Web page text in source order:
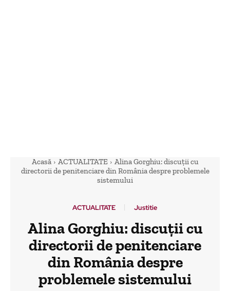
Acasă ACTUALITATE
Alina Gorghiu: discuții cu
directorii de penitenciare din România despre problemele
sistemului
ACTUALITATE Justitie
Alina Gorghiu: discuții cu
directorii de penitenciare
din România despre
problemele sistemului